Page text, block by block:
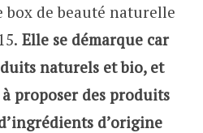
box de beauté naturelle
Elle se démarque car
naturels et bio, et
proposer des produits
d’origine